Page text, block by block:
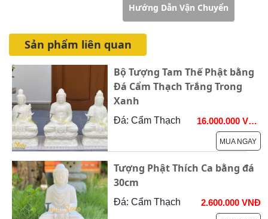
Hướng Dẫn Vận Chuyển
Sản phẩm liên quan
Bộ Tượng Tam Thế Phật bằng
Đá Cẩm Thạch Trắng Trong
Xanh
Đá: Cẩm Thạch 16.000.000 VNĐ
MUA NGAY
Tượng Phật Thích Ca bằng đá
30cm
Đá: Cẩm Thạch 2.600.000 VNĐ